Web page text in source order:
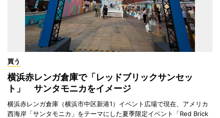
買う
横浜赤レンガ倉庫で「レッドブリックサンセッ
ト」 サンタモニカをイメージ
横浜赤レンガ倉庫（横浜市中区新港1）イベント広場で現在、アメリカ
西海岸「サンタモニカ」をテーマにした夏季限定イベント「Red Brick